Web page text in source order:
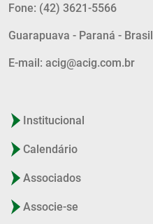
Fone: (42) 3621-5566
Guarapuava - Paraná - Brasil
E-mail: acig@acig.com.br
Institucional
Calendário
Associados
Associe-se